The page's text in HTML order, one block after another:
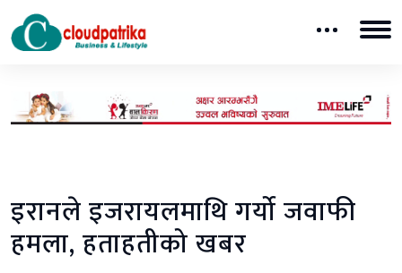
इरानले इजरायलमाथि गर्यो जवाफी
हमला, हताहतीको खबर